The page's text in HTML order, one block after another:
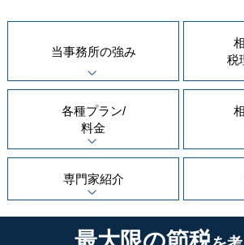
当事務所の強み
税
各種プラン/
料金
専門家紹介